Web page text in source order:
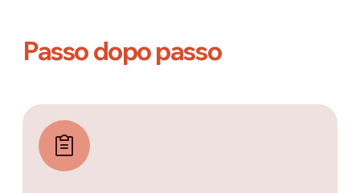
Passo dopo passo